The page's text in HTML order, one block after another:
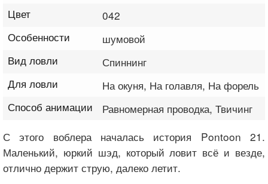
Цвет
042
Особенности
шумовой
Вид ловли
Спиннинг
Для ловли
На окуня, На голавля, На форель
Способ анимации
Равномерная проводка, Твичинг
С этого воблера началась история Pontoon 21.
Маленький, юркий шэд, который ловит всё и везде,
отлично держит струю, далеко летит.